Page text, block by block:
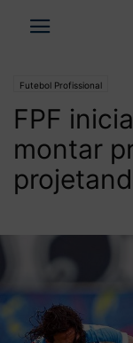
Futebol Profissional
FPF
montar